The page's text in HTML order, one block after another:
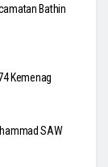
Bathin
Kemenag
SAW